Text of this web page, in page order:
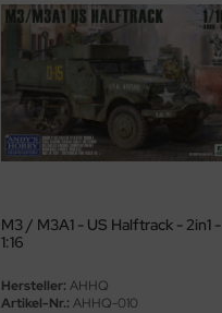
M3 / M3A1 - US Halftrack - 2in1 -
1:16
Hersteller: AHHQ
Artikel-Nr.: AHHQ-010